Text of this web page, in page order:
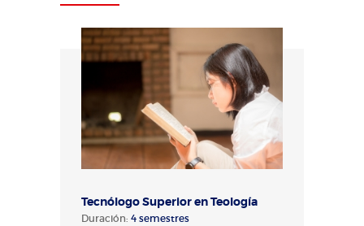
Tecnólogo Superior en Teología
Duración: 4 semestres